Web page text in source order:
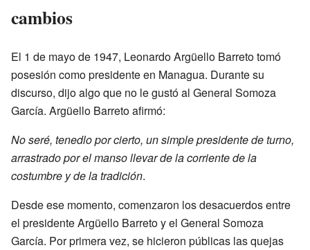
cambios
El 1 de mayo de 1947, Leonardo Argüello Barreto tomó
posesión como presidente en Managua. Durante su
discurso, dijo algo que no le gustó al General Somoza
García. Argüello Barreto afirmó:
No seré, tenedlo por cierto, un simple presidente de turno,
arrastrado por el manso llevar de la corriente de la
costumbre y de la tradición.
Desde ese momento, comenzaron los desacuerdos entre
el presidente Argüello Barreto y el General Somoza
García. Por primera vez, se hicieron públicas las quejas